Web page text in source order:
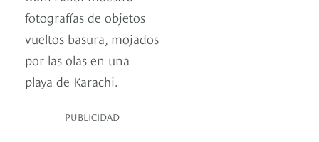
fotografías de objetos
vueltos basura, mojados
por las olas en una
playa de Karachi.
PUBLICIDAD